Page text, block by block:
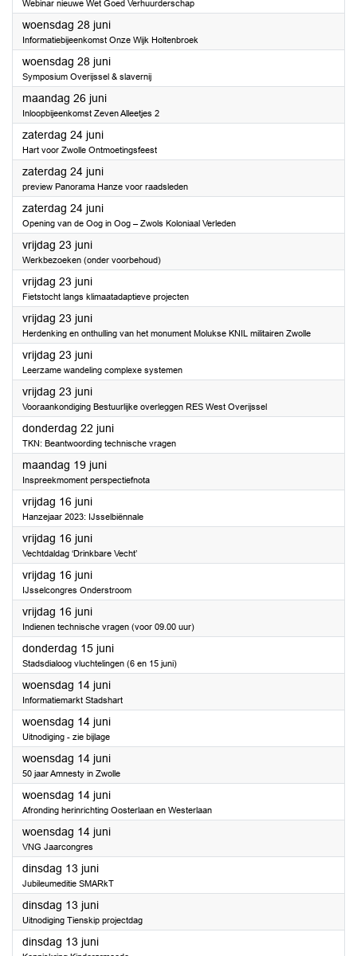
Webinar nieuwe Wet Goed Verhuurderschap
woensdag 28 juni2023
Informatiebijeenkomst Onze Wijk Holtenbroek
woensdag 28 juni2023
Symposium Overijssel & slavernij
maandag 26 juni2023
Inloopbijeenkomst Zeven Alleetjes 2
zaterdag 24 juni2023
Hart voor Zwolle Ontmoetingsfeest
zaterdag 24 juni2023
preview Panorama Hanze voor raadsleden
zaterdag 24 juni2023
Opening van de Oog in Oog – Zwols Koloniaal Verleden
vrijdag 23 juni2023
Werkbezoeken (onder voorbehoud)
vrijdag 23 juni2023
Fietstocht langs klimaatadaptieve projecten
vrijdag 23 juni2023
Herdenking en onthulling van het monument Molukse KNIL militairen Zwolle
vrijdag 23 juni2023
Leerzame wandeling complexe systemen
vrijdag 23 juni2023
Vooraankondiging Bestuurlijke overleggen RES West Overijssel
donderdag 22 juni2023
TKN: Beantwoording technische vragen
maandag 19 juni2023
Inspreekmoment perspectiefnota
vrijdag 16 juni2023
Hanzejaar 2023: IJsselbiënnale
vrijdag 16 juni2023
Vechtdaldag ‘Drinkbare Vecht’
vrijdag 16 juni2023
IJsselcongres Onderstroom
vrijdag 16 juni2023
Indienen technische vragen (voor 09.00 uur)
donderdag 15 juni2023
Stadsdialoog vluchtelingen (6 en 15 juni)
woensdag 14 juni2023
Informatiemarkt Stadshart
woensdag 14 juni2023
Uitnodiging - zie bijlage
woensdag 14 juni2023
50 jaar Amnesty in Zwolle
woensdag 14 juni2023
Afronding herinrichting Oosterlaan en Westerlaan
woensdag 14 juni2023
VNG Jaarcongres
dinsdag 13 juni2023
Jubileumeditie SMARkT
dinsdag 13 juni2023
Uitnodiging Tienskip projectdag
dinsdag 13 juni2023